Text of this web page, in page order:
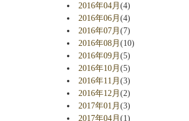
2016年04月(4)
2016年06月(4)
2016年07月(7)
2016年08月(10)
2016年09月(5)
2016年10月(5)
2016年11月(3)
2016年12月(2)
2017年01月(3)
2017年04月(1)